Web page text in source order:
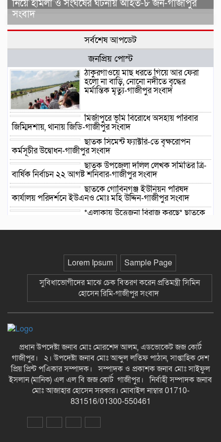
নিয়ে হামলা ও সংঘর্ষের ঘটনায় আহত-৮ জন-গাজীপুর
সংবাদ
সর্বশেষ আপডেট
জনপ্রিয় পোস্ট
ঠাকুরগাঁওয়ে মাছ ধরতে গিয়ে আর ফেরা
হলো না বাড়ি, নোনো নদীতে বৃদ্ধের
মর্মান্তিক মৃত্যু-গাজীপুর সংবাদ
মির্জাপুরে ভূমি বিরোধে অসহায় পরিবার
জিম্মিদশায়, থানায় জিডি-গাজীপুর সংবাদ
ছাতক সিমেন্ট ফ্যাক্টরি-তে বৃক্ষরোপন
কর্মসূচীর উদ্বোধন-গাজীপুর সংবাদ
ছাতক উপজেলা দলিল লেখক সমিতির ত্রি-
বার্ষিক নির্বাচন ২২ আগষ্ট শনিবার-গাজীপুর সংবাদ
ছাতকে গোবিনগঞ্জ ইউনিয়ন পরিষদ
কার্যালয় পরিদর্শনে ইউএনও মোঃ মহি উদ্দিন-গাজীপুর সংবাদ
*এলাকায় উত্তেজনা বিরাজ করছে* ছাতকে
সংবাদ
আব্দুন নুরের উপর সন্ত্রাসী হামলায় প্রতিবাদ
সভা-গাজীপুর সংবাদ
জুলাই গন-অভ্যুত্থান দিবস উপলক্ষে
চিত্রাঙ্কন প্রতিযোগিতায় সাংবাদিক কন্যা
প্রতিবাদে চরবাড়ুকা গ্রামের গ্রাহকদের
প্রতিবাদ ও ক্ষোভ-গাজীপুর সংবাদ
১২ হাজার টাকার ঋণে ১৩ লাখ টাকার
মামলা: সুদের ফাঁদে নীরব নির্যাতনের
শিকার, গ্রেপ্তার সুদ ব্যবসায়ী-গাজীপুর
সংবাদ
Lorem Ipsum
Sample Page
সুবিধাভোগীদের মাঝে চেক বিতরণ করেন প্রতিমন্ত্রী সিমিন
হোসেন রিমি-গাজীপুর সংবাদ
প্রধান উপদেষ্টা জনাব মোঃ মোরশেদ আলম, এডভোকেট জজ কোর্ট
গাজীপুর। ২। উপদেষ্টা জনাব মোঃ আব্দুল লতিফ পাঠান, সাপ্তাহিক দেশ
প্রিয় প্রিন্ট পএিকার সম্পাদক। সম্পাদক ও প্রকাশক জনাব মোঃ সাইফুল
ইসলান (মানিক) এল এল বি জজ কোর্ট গাজীপুর। নির্বাহী সম্পাদক জনাব
মোঃ আজাহার হোসেন সরকার। মোবাইল নাম্বার 01710-
831516/01300-550461